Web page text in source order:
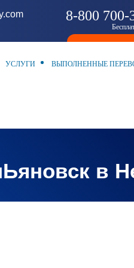
8-800 700-
УСЛУГИ ВЫПОЛНЕННЫЕ
в